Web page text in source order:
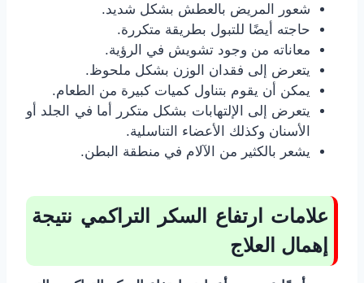
شعور المريض بالعطش بشكل شديد.
حاجته أيضًا للتبول بطريقة متكررة.
معاناته من وجود تشويش في الرؤية.
يتعرض إلى فقدان الوزن بشكل ملحوظ.
يمكن أن يقوم بتناول كميات كبيرة من الطعام.
يتعرض إلى الإلتهابات بشكل متكرر أما في الجلد أو
الأسنان وكذلك الأعضاء التناسلية.
يشعر بالكثير من الآلام في منطقة البطن.
علامات ارتفاع السكر التراكمي نتيجة
إهمال العلاج